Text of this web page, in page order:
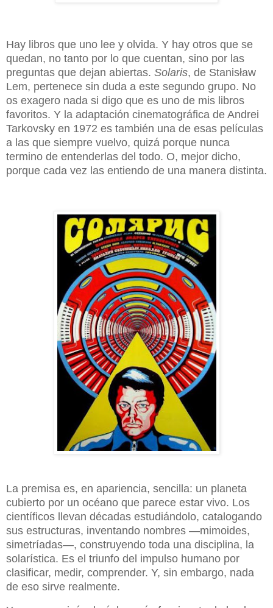
Hay libros que uno lee y olvida. Y hay otros que se
quedan, no tanto por lo que cuentan, sino por las
preguntas que dejan abiertas. Solaris, de Stanisław
Lem, pertenece sin duda a este segundo grupo. No
os exagero nada si digo que es uno de mis libros
favoritos. Y la adaptación cinematográfica de Andrei
Tarkovsky en 1972 es también una de esas películas
a las que siempre vuelvo, quizá porque nunca
termino de entenderlas del todo. O, mejor dicho,
porque cada vez las entiendo de una manera distinta.
La premisa es, en apariencia, sencilla: un planeta
cubierto por un océano que parece estar vivo. Los
científicos llevan décadas estudiándolo, catalogando
sus estructuras, inventando nombres —mimoides,
simetríadas—, construyendo toda una disciplina, la
solarística. Es el triunfo del impulso humano por
clasificar, medir, comprender. Y, sin embargo, nada
de eso sirve realmente.